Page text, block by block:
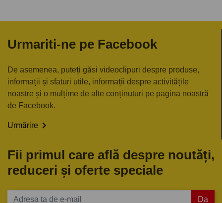
Urmariti-ne pe Facebook
De asemenea, puteți găsi videoclipuri despre produse,
informații și sfaturi utile, informații despre activitățile
noastre și o mulțime de alte conținuturi pe pagina noastră
de Facebook.
Urmărire 
Fii primul care află despre noutăți,
reduceri și oferte speciale
Da